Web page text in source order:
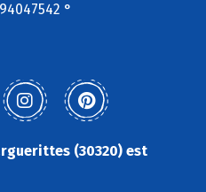
°
(30320) est